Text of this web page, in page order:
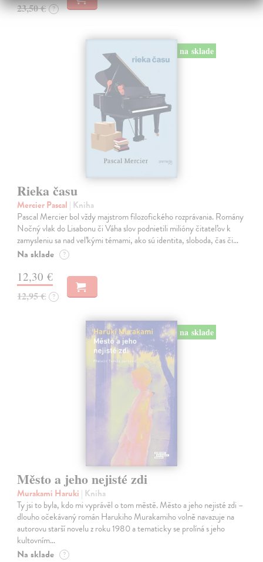
23,50 € ?
na sklade
Rieka času
Mercier Pascal | Kniha
Pascal Mercier bol vždy majstrom filozofického rozprávania. Romány
Nočný vlak do Lisabonu či Váha slov podnietili milióny čitateľov k
zamysleniu sa nad veľkými témami, ako sú identita, sloboda, čas či…
Na sklade ?
12,30 €
12,95 € ?
na sklade
Město a jeho nejisté zdi
Murakami Haruki | Kniha
Ty jsi to byla, kdo mi vyprávěl o tom městě. Město a jeho nejisté zdi –
dlouho očekávaný román Harukiho Murakamiho volně navazuje na
autorovu starší novelu z roku 1980 a tematicky se prolíná s jeho
kultovním…
Na sklade ?